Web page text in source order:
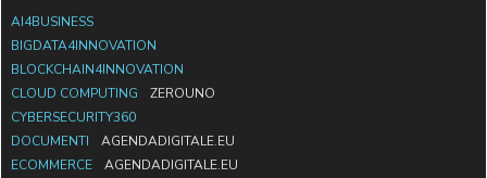
AI4BUSINESS
BIGDATA4INNOVATION
BLOCKCHAIN4INNOVATION
CLOUD COMPUTING
ZEROUNO
CYBERSECURITY360
DOCUMENTI
AGENDADIGITALE.EU
ECOMMERCE
AGENDADIGITALE.EU